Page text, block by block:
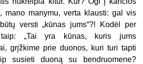
mano manymu, verta klausti: gal vis
versti „kūnas jums“?! Kodėl per
„Tai yra kūnas, kuris jums
grįžkime prie duonos, kuri turi tapti
susieti duoną su bendruomene?